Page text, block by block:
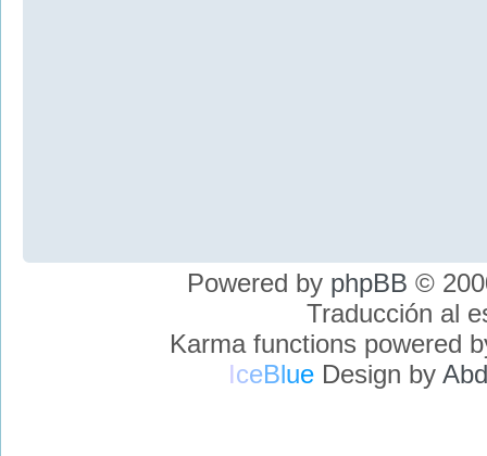
Powered by phpBB ©
Traducción al
Karma functions powered
IceBlueDesign by